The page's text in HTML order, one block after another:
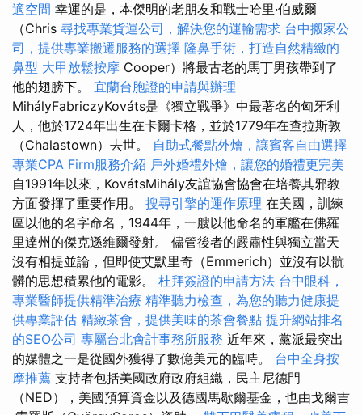
適空間 幸運的是，本傑明的老朋友和戰士哈里·伯威爾
（Chris 尋找專業貨運公司，解決您的運輸需求 台中搬家公
司，提供專業搬遷服務的選擇 隆鼻手術，打造自然精緻的
鼻型 大甲放鬆按摩 Cooper）將最古老的馬丁男孩帶到了
他的翅膀下。 宜蘭台胞證的申請與辦理
MihályFabriczyKováts是《獨立戰爭》中最著名的匈牙利
人，他於1724年出生在卡爾卡格，並於1779年在查拉斯敦
（Chalastown）去世。 自助式餐點外燴，讓賓客自由選擇
專業CPA Firm服務介紹 戶外婚禮外燴，讓您的婚禮更完美
自1991年以來，KovátsMihály友誼協會協會在培養其邪教
方面發揮了重要作用。 搜尋引擎的運作原理 在美國，訓練
區以他的名字命名，1944年，一艘以他命名的軍艦在佛羅
里達州的傑克遜維爾發射。 儘管後者的嚴肅性與獨立當天
沒有相提並論，但即使艾默里奇（Emmerich）並沒有以骯
髒的思想積累他的電影。 杜拜簽證的申請方法 台中眼科，
專業醫師提供精準治療 精準聽力檢查，為您的聽力健康提
供專業評估 精緻茶會，提供美味的茶會餐點 提升網站排名
的SEO公司 專屬台北會計事務所服務 近年來，黨派最突出
的媒體之一是從國外獲得了數億美元的臨時。 台中全身按
摩推薦 支持者包括美國政府政府組織，民主尼德門
（NED），美國預算資金以及德國馬歇爾基金，也由戈爾吉